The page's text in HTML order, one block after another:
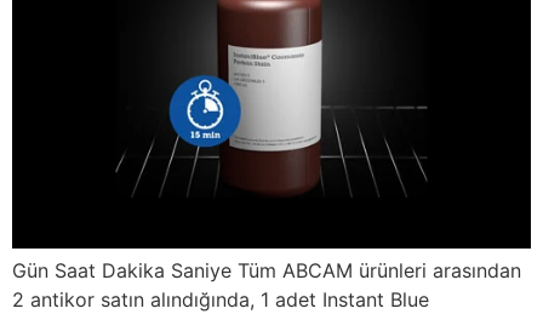
Gün Saat Dakika Saniye Tüm ABCAM ürünleri arasından
2 antikor satın alındığında, 1 adet Instant Blue